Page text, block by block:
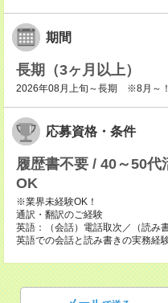
期間
長期（3ヶ月以上）
2026年08月上旬～長期 ※8月～！
応募資格・条件
履歴書不要 / 40～50
OK
※業界未経験OK！
通訳・翻訳のご経験
英語：（会話）電話取次／（読み
英語での会話と読み書きの実務経